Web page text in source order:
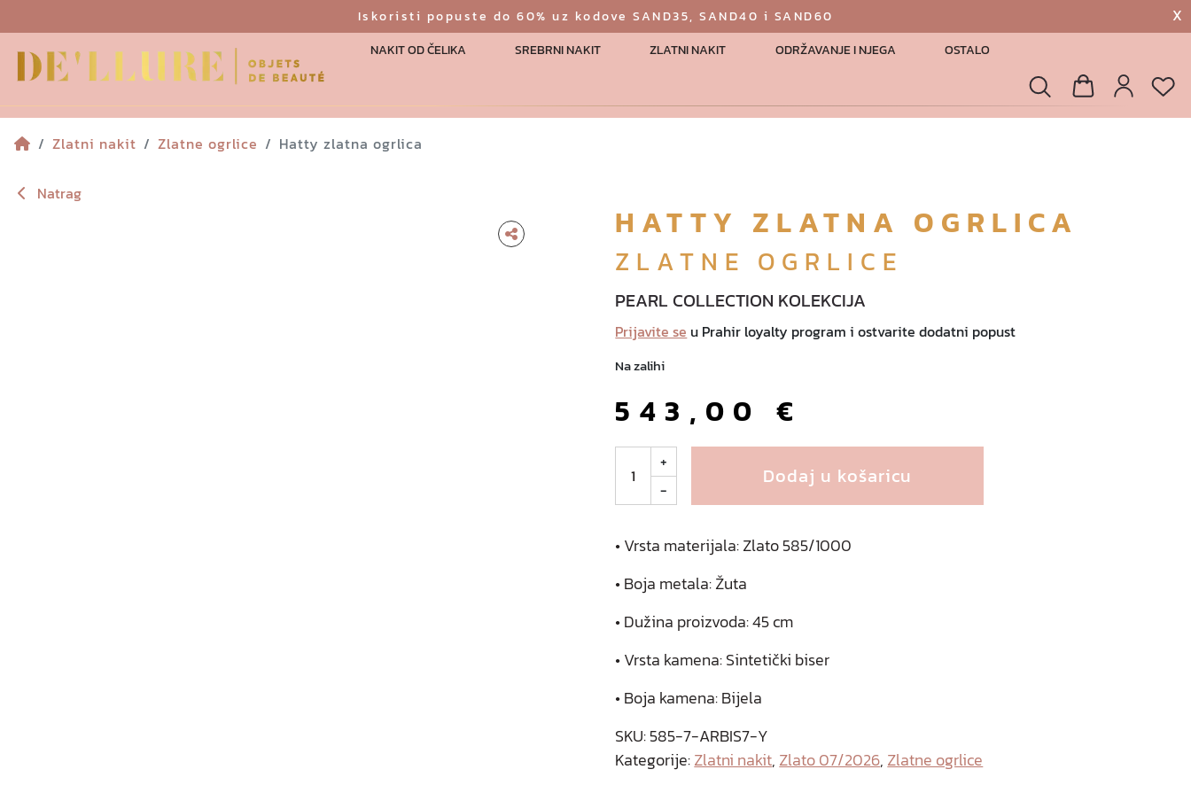
Iskoristi popuste do 60% uz kodove SAND35, SAND40 i SAND60 X
NAKIT OD ČELIKA SREBRNI NAKIT ZLATNI NAKIT ODRŽAVANJE I NJEGA OSTALO
Zlatni nakit
Zlatne ogrlice Hatty zlatna ogrlica
Natrag
HATTY ZLATNA OGRLICA
ZLATNE OGRLICE
PEARL COLLECTION KOLEKCIJA
Prijavite se u Prahir loyalty program i ostvarite dodatni popust
Na zalihi
543,00€
t
y
l
t
a
r
l
+
-
Dodaj u košaricu
• Vrsta materijala: Zlato 585/1000
• Boja metala: Žuta
• Dužina proizvoda: 45 cm
• Vrsta kamena: Sintetički biser
• Boja kamena: Bijela
SKU:585-7-ARBIS7-Y
Kategorije:Zlatni nakit, Zlato 07/2026, Zlatne ogrlice